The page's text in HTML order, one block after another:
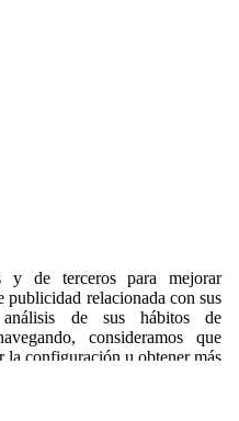
y de terceros para mejorar
publicidad relacionada con sus
análisis de sus hábitos de
consideramos que
la configuración u obtener más